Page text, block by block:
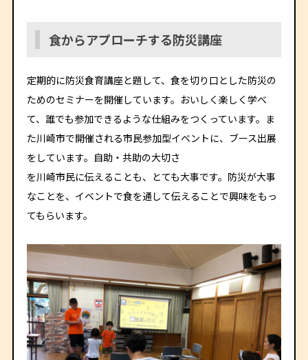
食からアプローチする防災講座
定期的に防災食育講座と題して、食を切り口とした防災の
ためのセミナーを開催しています。おいしく楽しく学べ
て、誰でも参加できるような仕組みをつくっています。ま
た川崎市で開催される市民参加型イベントに、ブース出展
をしています。自助・共助の大切さ
を川崎市民に伝えることも、とても大事です。防災が大事
なことを、イベントで食を通して伝えることで興味をもっ
てもらいます。